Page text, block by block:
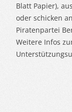
Blatt Papier),
oder schicken
Piratenpartei
Weitere Infos